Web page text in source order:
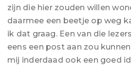
zijn die hier zouden willen
daarmee een beetje op weg
ik dat graag. Een van die
eens een post aan zou
mij inderdaad ook een goed